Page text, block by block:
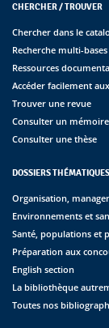
CHERCHER / TROUVER
Chercher dans le
Recherche multi-bases
Ressources
Accéder facilement
Trouver une revue
Consulter un mémoire
Consulter une thèse
DOSSIERS THÉMATIQUES
Organisation,
Environnements et
Santé, populations et
Préparation aux
English section
La bibliothèque
Toutes nos